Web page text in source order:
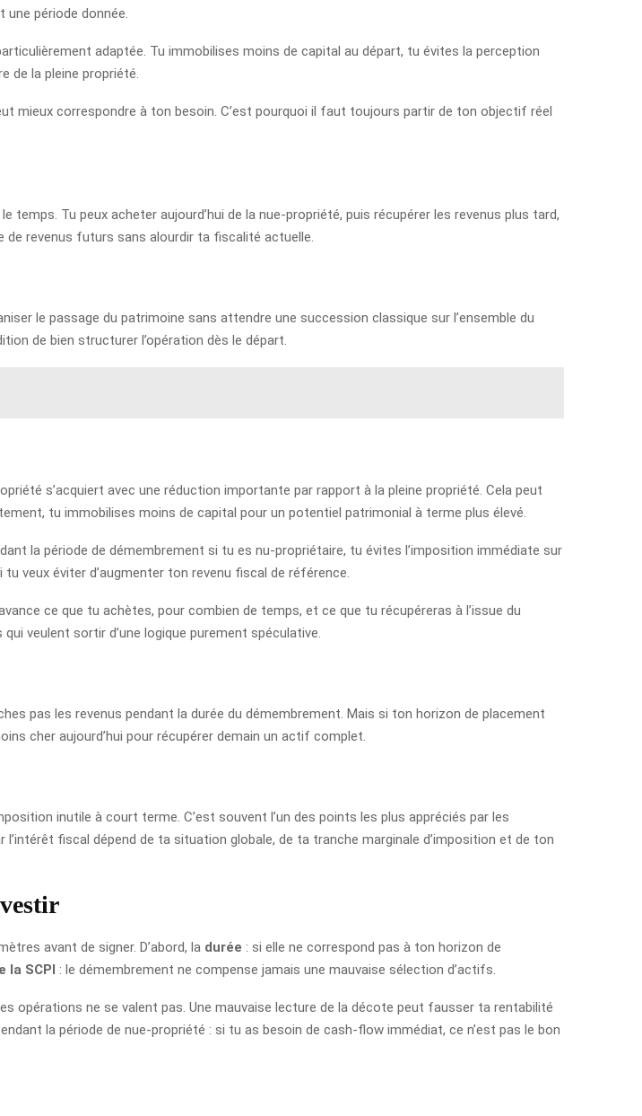
une période donnée.
adaptée. Tu immobilises moins de capital au départ, tu évites la perception
de la pleine propriété.
mieux correspondre à ton besoin. C’est pourquoi il faut toujours partir de ton objectif réel
Tu peux acheter aujourd’hui de la nue-propriété, puis récupérer les revenus plus tard,
revenus futurs sans alourdir ta fiscalité actuelle.
le passage du patrimoine sans attendre une succession classique sur l’ensemble du
de bien structurer l’opération dès le départ.
s’acquiert avec une réduction importante par rapport à la pleine propriété. Cela peut
tu immobilises moins de capital pour un potentiel patrimonial à terme plus élevé.
la période de démembrement si tu es nu-propriétaire, tu évites l’imposition immédiate sur
veux éviter d’augmenter ton revenu fiscal de référence.
ce que tu achètes, pour combien de temps, et ce que tu récupéreras à l’issue du
veulent sortir d’une logique purement spéculative.
pas les revenus pendant la durée du démembrement. Mais si ton horizon de placement
cher aujourd’hui pour récupérer demain un actif complet.
inutile à court terme. C’est souvent l’un des points les plus appréciés par les
fiscal dépend de ta situation globale, de ta tranche marginale d’imposition et de ton
avant de signer. D’abord, la durée : si elle ne correspond pas à ton horizon de
la SCPI : le démembrement ne compense jamais une mauvaise sélection d’actifs.
opérations ne se valent pas. Une mauvaise lecture de la décote peut fausser ta rentabilité
la période de nue-propriété : si tu as besoin de cash-flow immédiat, ce n’est pas le bon